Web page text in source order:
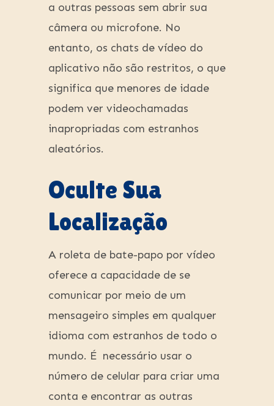
a outras pessoas sem abrir sua
câmera ou microfone. No
entanto, os chats de vídeo do
aplicativo não são restritos, o que
significa que menores de idade
podem ver videochamadas
inapropriadas com estranhos
aleatórios.
Oculte Sua
Localização
A roleta de bate-papo por vídeo
oferece a capacidade de se
comunicar por meio de um
mensageiro simples em qualquer
idioma com estranhos de todo o
mundo. É necessário usar o
número de celular para criar uma
conta e encontrar as outras